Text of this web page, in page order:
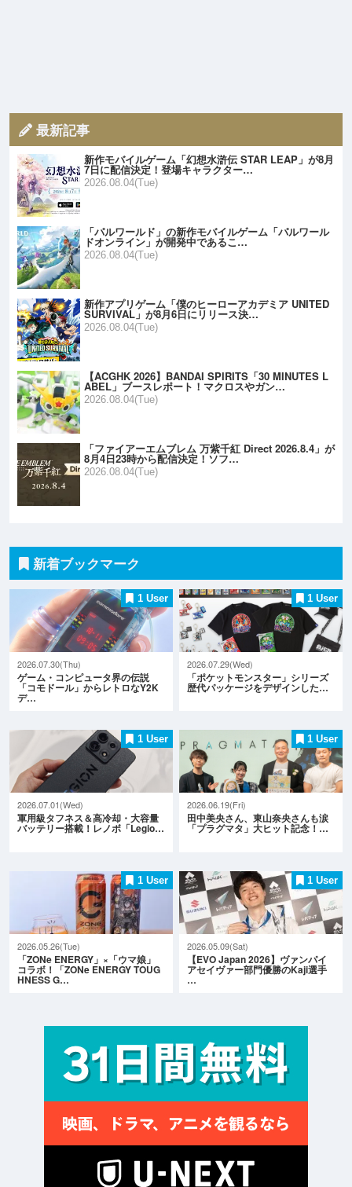
最新記事
新作モバイルゲーム「幻想水滸伝 STAR LEAP」が8月
7日に配信決定！登場キャラクター…
2026.08.04(Tue)
「パルワールド」の新作モバイルゲーム「パルワール
ドオンライン」が開発中であるこ…
2026.08.04(Tue)
新作アプリゲーム「僕のヒーローアカデミア UNITED
SURVIVAL」が8月6日にリリース決…
2026.08.04(Tue)
【ACGHK 2026】BANDAI SPIRITS「30 MINUTES L
ABEL」ブースレポート！マクロスやガン…
2026.08.04(Tue)
「ファイアーエムブレム 万紫千紅 Direct 2026.8.4」が
8月4日23時から配信決定！ソフ…
2026.08.04(Tue)
新着ブックマーク
1 User
2026.07.30(Thu)
ゲーム・コンピュータ界の伝説
「コモドール」からレトロなY2K
デ…
1 User
2026.07.29(Wed)
「ポケットモンスター」シリーズ
歴代パッケージをデザインした…
1 User
2026.07.01(Wed)
軍用級タフネス＆高冷却・大容量
バッテリー搭載！レノボ「Legio…
1 User
2026.06.19(Fri)
田中美央さん、東山奈央さんも涙
「プラグマタ」大ヒット記念！…
1 User
2026.05.26(Tue)
「ZONe ENERGY」×「ウマ娘」
コラボ！「ZONe ENERGY TOUG
HNESS G…
1 User
2026.05.09(Sat)
【EVO Japan 2026】ヴァンパイ
アセイヴァー部門優勝のKaji選手
…